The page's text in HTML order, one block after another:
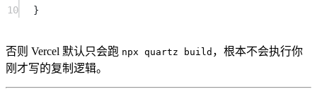
10
}
否则 Vercel 默认只会跑 npx quartz build ，根本不会执行你
刚才写的复制逻辑。